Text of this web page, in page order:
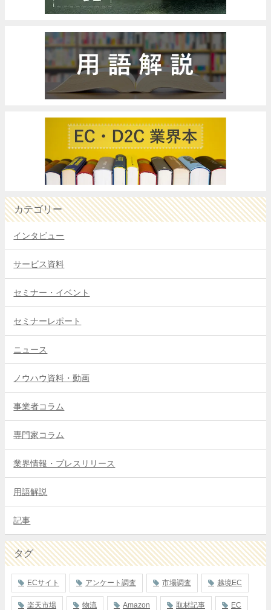
カテゴリー
インタビュー
サービス資料
セミナー・イベント
セミナーレポート
ニュース
ノウハウ資料・動画
事業者コラム
専門家コラム
業界情報・プレスリリース
用語解説
記事
タグ
ECサイト アンケート調査 市場調査 越境EC
楽天市場 物流 Amazon 取材記事 EC